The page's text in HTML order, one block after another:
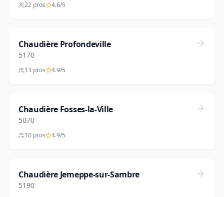
22 pros 4.6/5
Chaudière Profondeville
5170
13 pros 4.9/5
Chaudière Fosses-la-Ville
5070
10 pros 4.9/5
Chaudière Jemeppe-sur-Sambre
5190